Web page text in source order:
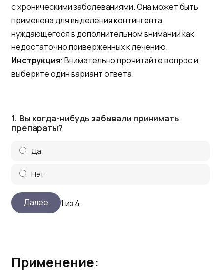
с хроническими заболеваниями. Она может быть
применена для выделения контингента,
нуждающегося в дополнительном внимании как
недостаточно приверженных к лечению.
Инструкция: Внимательно прочитайте вопрос и
выберите один вариант ответа.
1. Вы когда-нибудь забывали принимать
препараты?
Да
Нет
1 из 4
Применение: